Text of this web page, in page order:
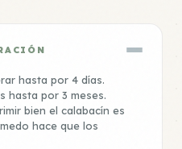
hasta por 4 días.
hasta por 3 meses.
bien el calabacín es
hace que los